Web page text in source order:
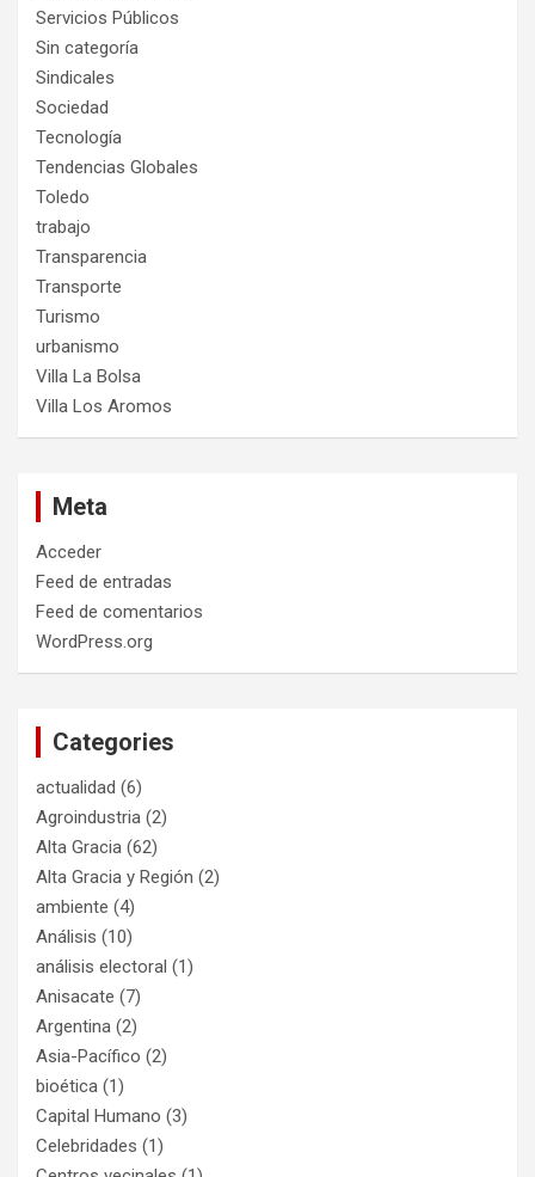
Servicios Públicos
Sin categoría
Sindicales
Sociedad
Tecnología
Tendencias Globales
Toledo
trabajo
Transparencia
Transporte
Turismo
urbanismo
Villa La Bolsa
Villa Los Aromos
Meta
Acceder
Feed de entradas
Feed de comentarios
WordPress.org
Categories
actualidad (6)
Agroindustria (2)
Alta Gracia (62)
Alta Gracia y Región (2)
ambiente (4)
Análisis (10)
análisis electoral (1)
Anisacate (7)
Argentina (2)
Asia-Pacífico (2)
bioética (1)
Capital Humano (3)
Celebridades (1)